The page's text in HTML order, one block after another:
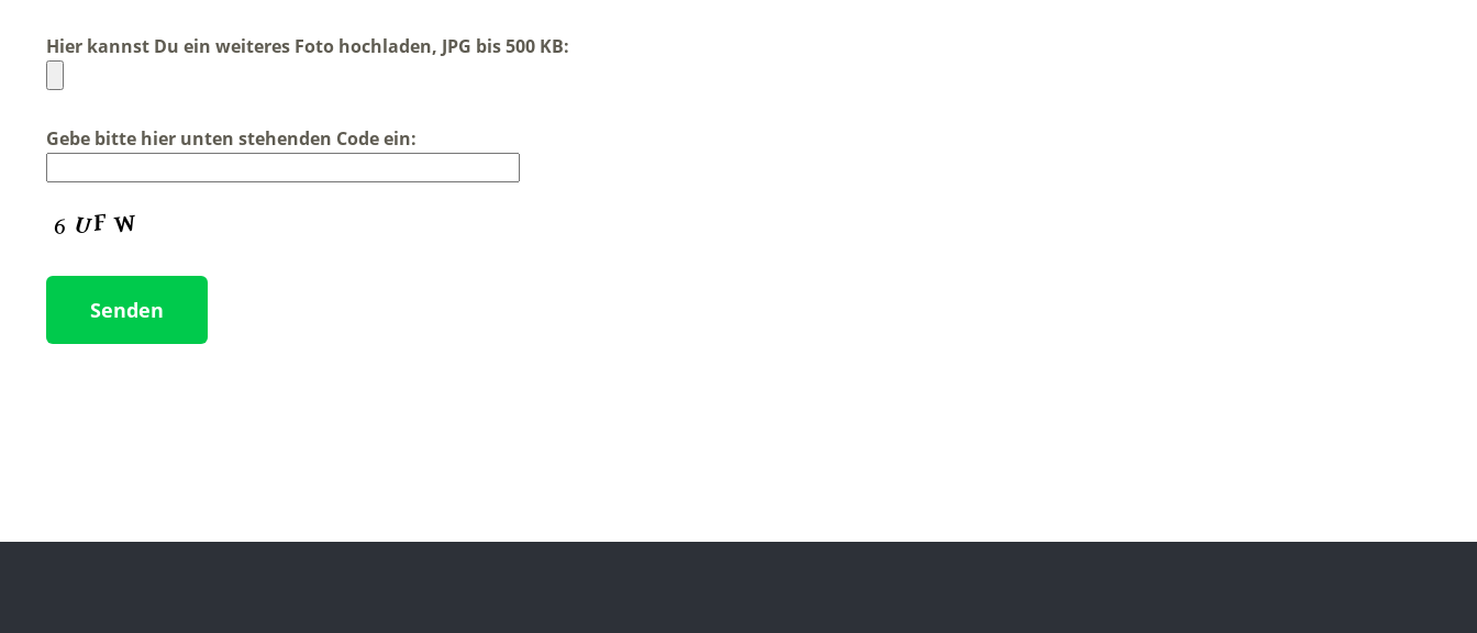
Hier kannst Du ein weiteres Foto hochladen, JPG bis 500 KB:
Gebe bitte hier unten stehenden Code ein: